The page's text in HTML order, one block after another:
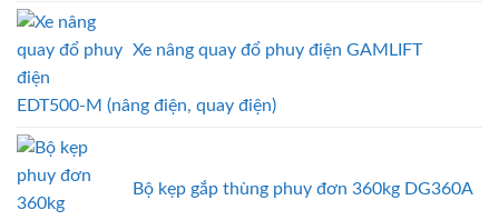
Xe nâng quay đổ phuy điện GAMLIFT
EDT500-M (nâng điện, quay điện)
Bộ kẹp gắp thùng phuy đơn 360kg DG360A